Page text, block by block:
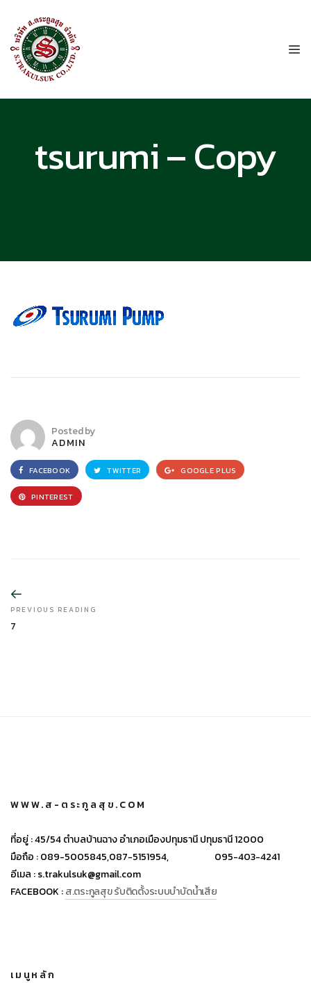
tsurumi – Copy
Posted by
ADMIN
FACEBOOK TWITTER GOOGLE PLUS
PINTEREST
PREVIOUS READING
7
WWW.ส-ตระกูลสุข.COM
ที่อยู่ :45/54 ตำบลบ้านฉาง อำเภอเมืองปทุมธานี ปทุมธานี 12000
มือถือ :089-5005845,087-5151954, 095-403-4241
อีเมล :s.trakulsuk@gmail.com
FACEBOOK :ส.ตระกูลสุข รับติดตั้งระบบบำบัดน้ำเสีย
เมนูหลัก